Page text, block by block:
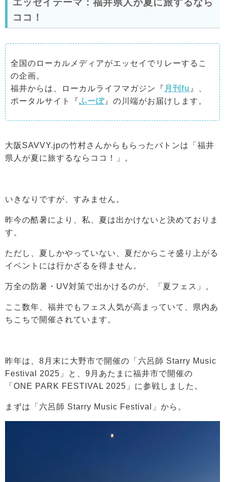
エッセイテーマ：福井県人が夏に旅するなら
ココ！
全国のローカルメディアがエッセイでリレーするこ
の企画。
福井からは、ローカルライフマガジン『 月刊fu 』、
ポータルサイト『ふーぽ 』の川端がお届けします。
大阪SAVVY.jpの竹村さんからもらったバトンは「福井
県人が夏に旅するならココ！」。
いきなりですが、すみません。
昨今の酷暑により、私、夏は出かけないと決めておりま
す。
ただし、夏しかやっていない、夏だからこそ盛り上がる
イベントには行かざるを得ません。
万全の防暑・UV対策で出かけるのが、「夏フェス」。
ここ数年、福井でもフェス人気が高まっていて、県内あ
ちこちで開催されています。
昨年は、8月末に大野市で開催の「六呂師 Starry Music
Festival 2025」と、9月あたまに福井市で開催の
「ONE PARK FESTIVAL 2025」に参戦しました。
まずは「六呂師 Starry Music Festival」から。